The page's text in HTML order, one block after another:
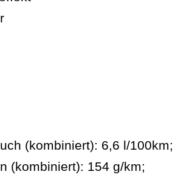
(kombiniert): 6,6 l/100km;
(kombiniert): 154 g/km;